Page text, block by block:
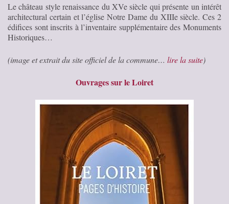
Le château style renaissance du XVe siècle qui présente un intérêt
architectural certain et l’église Notre Dame du XIIIe siècle. Ces 2
édifices sont inscrits à l’inventaire supplémentaire des Monuments
Historiques…
(image et extrait du site officiel de la commune… lire la suite)
Ouvrages sur le Loiret